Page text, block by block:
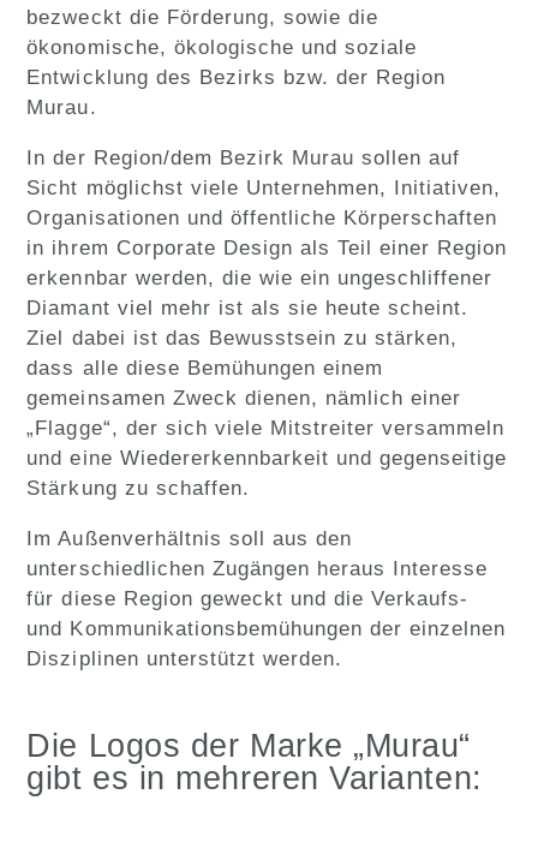
bezweckt die Förderung, sowie die
ökonomische, ökologische und soziale
Entwicklung des Bezirks bzw. der Region
Murau.
In der Region/dem Bezirk Murau sollen auf
Sicht möglichst viele Unternehmen, Initiativen,
Organisationen und öffentliche Körperschaften
in ihrem Corporate Design als Teil einer Region
erkennbar werden, die wie ein ungeschliffener
Diamant viel mehr ist als sie heute scheint.
Ziel dabei ist das Bewusstsein zu stärken,
dass alle diese Bemühungen einem
gemeinsamen Zweck dienen, nämlich einer
„Flagge“, der sich viele Mitstreiter versammeln
und eine Wiedererkennbarkeit und gegenseitige
Stärkung zu schaffen.
Im Außenverhältnis soll aus den
unterschiedlichen Zugängen heraus Interesse
für diese Region geweckt und die Verkaufs-
und Kommunikationsbemühungen der einzelnen
Disziplinen unterstützt werden.
Die Logos der Marke „Murau“
gibt es in mehreren Varianten: